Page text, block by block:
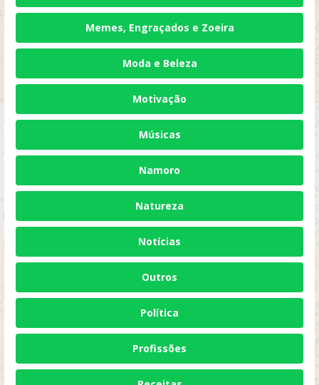
Memes, Engraçados e Zoeira
Moda e Beleza
Motivação
Músicas
Namoro
Natureza
Notícias
Outros
Política
Profissões